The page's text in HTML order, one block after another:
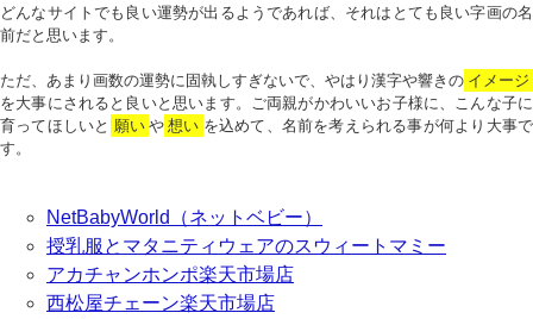
どんなサイトでも良い運勢が出るようであれば、それはとても良い字画の名
前だと思います。
ただ、あまり画数の運勢に固執しすぎないで、やはり漢字や響きの イメージ
を大事にされると良いと思います。ご両親がかわいいお子様に、こんな子に
育ってほしいと 願い や 想い を込めて、名前を考えられる事が何より大事で
す。
NetBabyWorld（ネットベビー）
授乳服とマタニティウェアのスウィートマミー
アカチャンホンポ楽天市場店
西松屋チェーン楽天市場店